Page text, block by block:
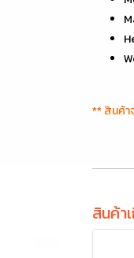
** สินค้า
สินค้า